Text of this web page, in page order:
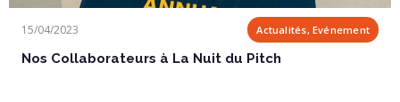
15/04/2023 Actualités, Evénement
Nos Collaborateurs à La Nuit du Pitch